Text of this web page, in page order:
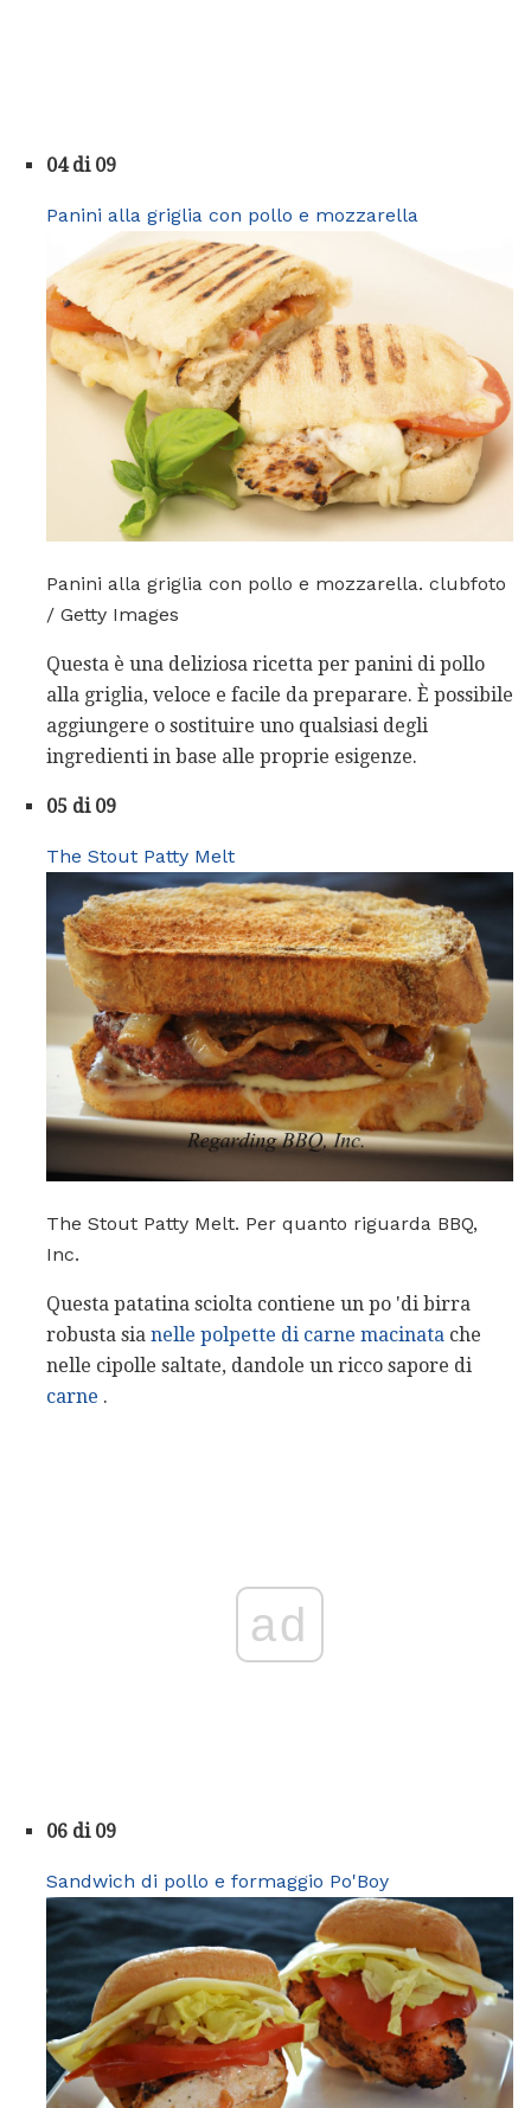
04 di 09
Panini alla griglia con pollo e mozzarella
Panini alla griglia con pollo e mozzarella. clubfoto
/ Getty Images
Questa è una deliziosa ricetta per panini di pollo
alla griglia, veloce e facile da preparare. È possibile
aggiungere o sostituire uno qualsiasi degli
ingredienti in base alle proprie esigenze.
05 di 09
The Stout Patty Melt
The Stout Patty Melt. Per quanto riguarda BBQ,
Inc.
Questa patatina sciolta contiene un po 'di birra
robusta sia nelle polpette di carne macinata che
nelle cipolle saltate, dandole un ricco sapore di
carne .
ad
06 di 09
Sandwich di pollo e formaggio Po'Boy